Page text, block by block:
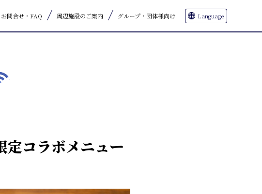
お問合せ・FAQ 周辺施設のご案内 グループ・団体様向け Language
定コラボメニュー